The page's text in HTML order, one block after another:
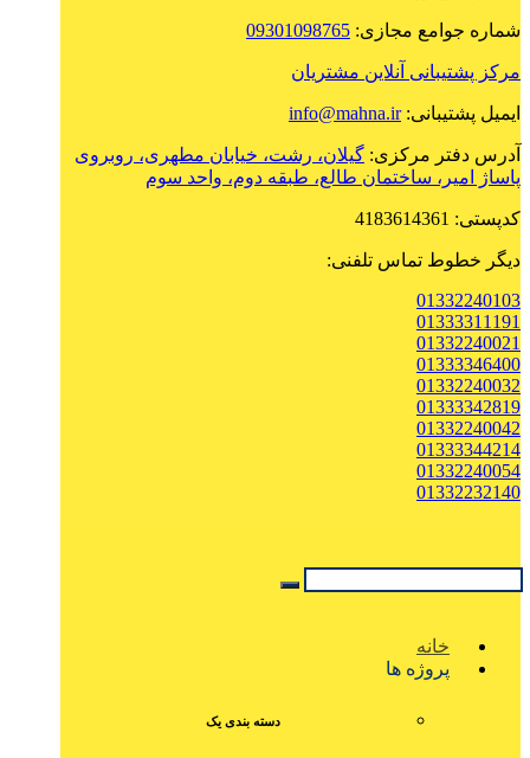
شماره جوامع مجازی: 09301098765
مرکز پشتیبانی آنلاین مشتریان
ایمیل پشتیبانی:info@mahna.ir
آدرس دفتر مرکزی: گیلان، رشت، خیابان مطهری، روبروی
پاساژ امیر، ساختمان طالع، طبقه دوم، واحد سوم
کدپستی: 4183614361
دیگر خطوط تماس تلفنی:
01332240103
01333311191
01332240021
01333346400
01332240032
01333342819
01332240042
01333344214
01332240054
01332232140
خانه
پروژه ها
دسته بندی یک